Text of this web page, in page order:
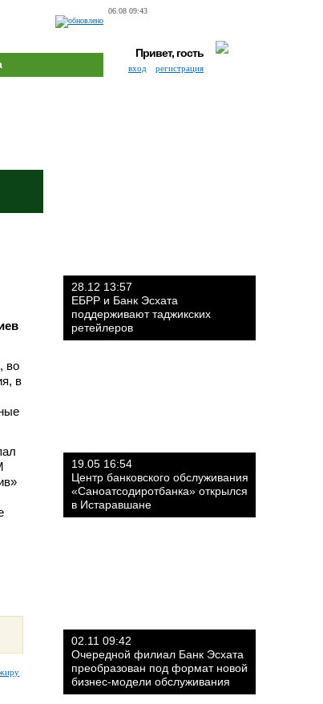
06.08 09:43
Привет, гость
вход регистрация
во
в
28.12 13:57
ЕБРР и Банк Эсхата
поддерживают таджикских
ретейлеров
19.05 16:54
Центр банковского обслуживания
«Саноатсодиротбанка» открылся
в Истаравшане
02.11 09:42
Очередной филиал Банк Эсхата
преобразован под формат новой
бизнес-модели обслуживания